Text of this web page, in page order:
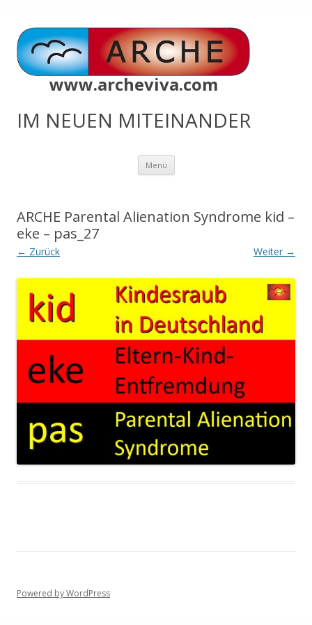
www.archeviva.com
IM NEUEN MITEINANDER
Menü Zum
springen
ARCHE Parental Alienation Syndrome kid –
eke – pas_27
← Zurück Weiter →
Powered by WordPress